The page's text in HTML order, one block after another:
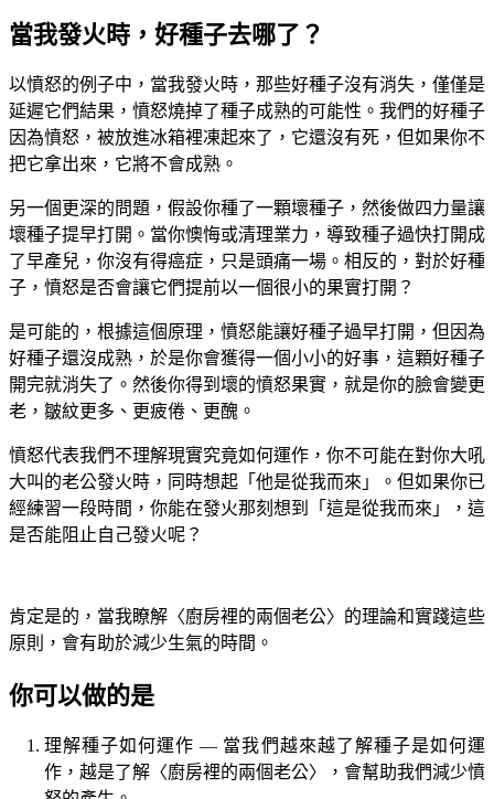
當我發火時，好種子去哪了？
以憤怒的例子中，當我發火時，那些好種子沒有消失，僅僅是
延遲它們結果，憤怒燒掉了種子成熟的可能性。我們的好種子
因為憤怒，被放進冰箱裡凍起來了，它還沒有死，但如果你不
把它拿出來，它將不會成熟。
另一個更深的問題，假設你種了一顆壞種子，然後做四力量讓
壞種子提早打開。當你懊悔或清理業力，導致種子過快打開成
了早產兒，你沒有得癌症，只是頭痛一場。相反的，對於好種
子，憤怒是否會讓它們提前以一個很小的果實打開？
是可能的，根據這個原理，憤怒能讓好種子過早打開，但因為
好種子還沒成熟，於是你會獲得一個小小的好事，這顆好種子
開完就消失了。然後你得到壞的憤怒果實，就是你的臉會變更
老，皺紋更多、更疲倦、更醜。
憤怒代表我們不理解現實究竟如何運作，你不可能在對你大吼
大叫的老公發火時，同時想起「他是從我而來」。但如果你已
經練習一段時間，你能在發火那刻想到「這是從我而來」，這
是否能阻止自己發火呢？
肯定是的，當我瞭解〈廚房裡的兩個老公〉的理論和實踐這些
原則，會有助於減少生氣的時間。
你可以做的是
理解種子如何運作 — 當我們越來越了解種子是如何運
作，越是了解〈廚房裡的兩個老公〉，會幫助我們減少憤